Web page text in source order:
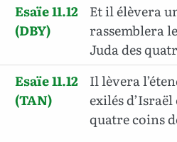
Esaïe 11.12
(DBY)
Et il élèvera
rassemblera
Juda des
Esaïe 11.12
(TAN)
Il lèvera
exilés
quatre coins